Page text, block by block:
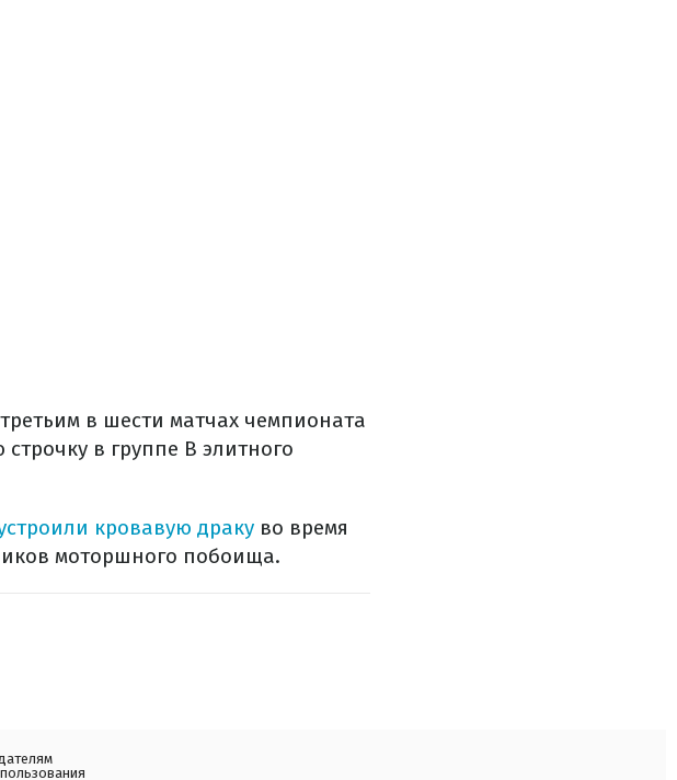
в шести матчах чемпионата
в группе B элитного
кровавую драку во время
моторшного побоища.